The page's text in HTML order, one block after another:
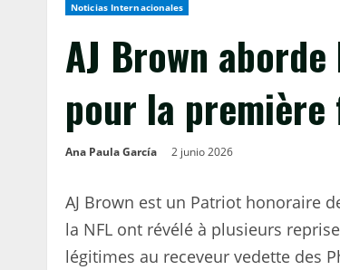
Noticias Internacionales
AJ Brown
pour la première
Ana Paula García 2 junio 2026
AJ Brown est un Patriot honoraire
la NFL ont révélé à plusieurs
légitimes au receveur vedette des